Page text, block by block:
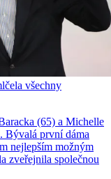
všechny
(65) a Michelle
Bývalá první dáma
nejlepším možným
zveřejnila společnou